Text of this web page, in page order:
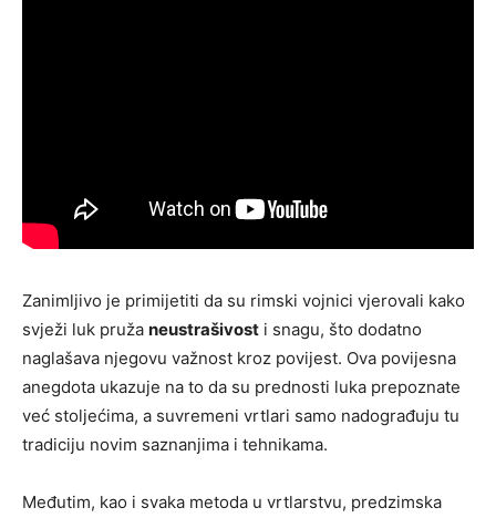
Zanimljivo je primijetiti da su rimski vojnici vjerovali kako
svježi luk pruža neustrašivost i snagu, što dodatno
naglašava njegovu važnost kroz povijest. Ova povijesna
anegdota ukazuje na to da su prednosti luka prepoznate
već stoljećima, a suvremeni vrtlari samo nadograđuju tu
tradiciju novim saznanjima i tehnikama.
Međutim, kao i svaka metoda u vrtlarstvu, predzimska